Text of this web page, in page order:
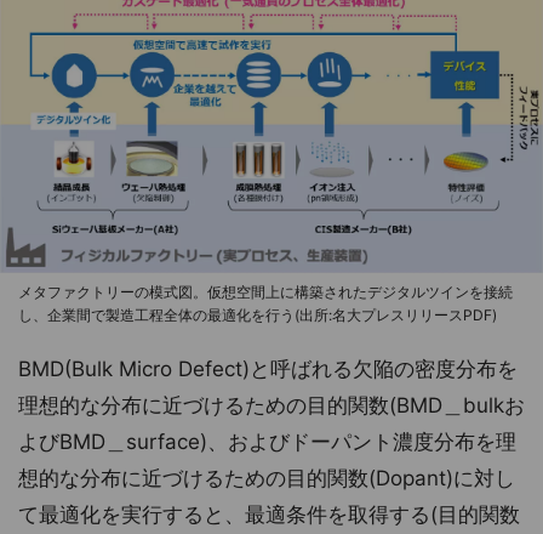
メタファクトリーの模式図。仮想空間上に構築されたデジタルツインを接続
し、企業間で製造工程全体の最適化を行う(出所:名大プレスリリースPDF)
BMD(Bulk Micro Defect)と呼ばれる欠陥の密度分布を
理想的な分布に近づけるための目的関数(BMD＿bulkお
よびBMD＿surface)、およびドーパント濃度分布を理
想的な分布に近づけるための目的関数(Dopant)に対し
て最適化を実行すると、最適条件を取得する(目的関数